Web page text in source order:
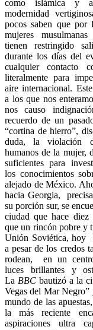
como islámica y
modernidad
pocos saben que por
mujeres
tienen restringido
durante los días del
cualquier contacto
literalmente para
aire internacional.
a los que nos
nos causo
recuerdo de un
“cortina de hierro”,
duda, la violación
humanos de la mujer,
suficientes para
los conocimientos
alejado de México.
hacia Georgia,
su porción sur, se
ciudad que hace diez
que un rincón pobre y
Unión Soviética, hoy
a pesar de los credos
rodean, en un
luces brillantes y
La BBC bautizó a la
Vegas del Mar Negro”
mundo de las
la más reciente
aspiraciones ultra